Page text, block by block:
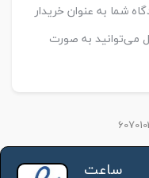
شما به عنوان خریدار
می‌توانید به صورت
ساعت